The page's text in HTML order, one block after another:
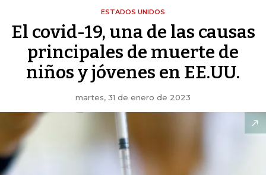
ESTADOS UNIDOS
El covid-19, una de las causas
principales de muerte de
niños y jóvenes en EE.UU.
martes, 31 de enero de 2023